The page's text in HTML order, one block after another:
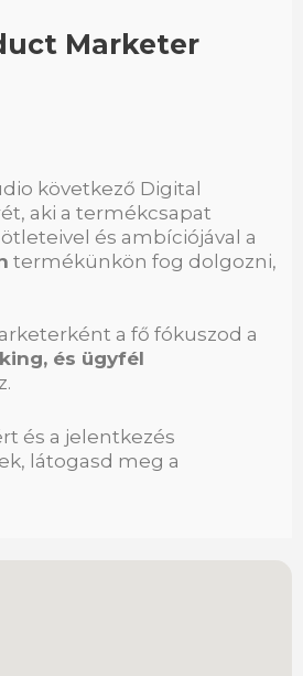
Marketer
következő Digital
aki a termékcsapat
és ambíciójával a
termékünkön fog dolgozni,
a fő fókuszod a
és ügyfél
és a jelentkezés
látogasd meg a